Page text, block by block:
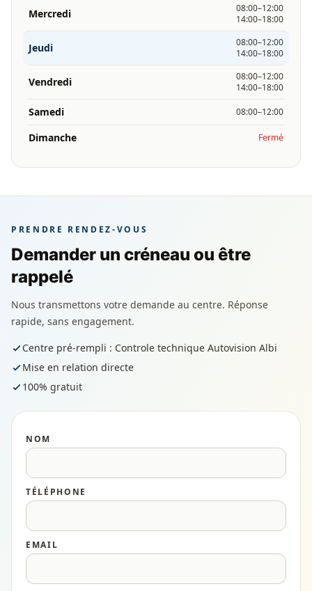
Mercredi
08:00–12:00
14:00–18:00
Jeudi
08:00–12:00
14:00–18:00
Vendredi
08:00–12:00
14:00–18:00
Samedi 08:00–12:00
Dimanche Fermé
PRENDRE RENDEZ-VOUS
Demander un créneau ou être
rappelé
Nous transmettons votre demande au centre. Réponse
rapide, sans engagement.
Centre pré-rempli : Controle technique Autovision Albi
Mise en relation directe
100% gratuit
NOM
TÉLÉPHONE
EMAIL